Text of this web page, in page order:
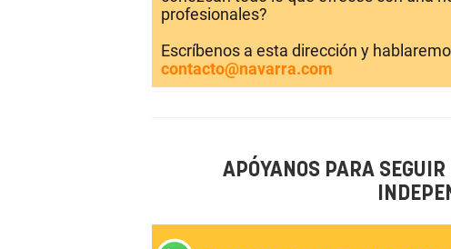
profesionales?
Escríbenos a esta dirección y
contacto@navarra.com
APÓYANOS PARA